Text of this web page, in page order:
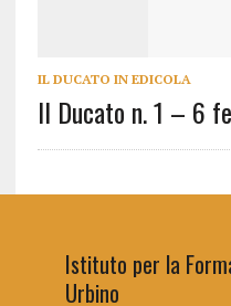
IL DUCATO IN EDICOLA
Il Ducato n. 1 – 6
Istituto per la
Urbino